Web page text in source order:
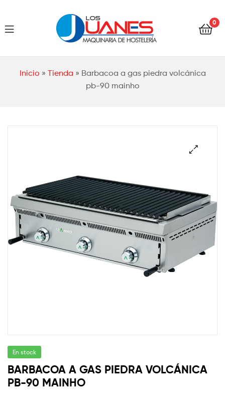
Los
0
Inicio » Tienda » Barbacoa a gas piedra volcánica
pb-90 mainho
Los
En stock
BARBACOA A GAS PIEDRA VOLCÁNICA
PB-90 MAINHO